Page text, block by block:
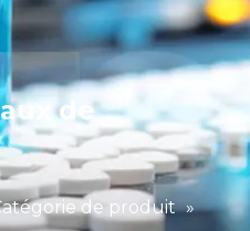
de
de produit »